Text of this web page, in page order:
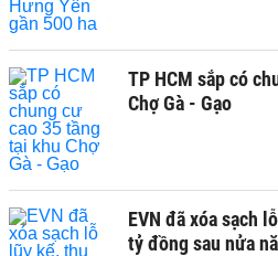
TP HCM sắp có
Chợ Gà - Gạo
EVN đã xóa sạch
tỷ đồng sau nửa